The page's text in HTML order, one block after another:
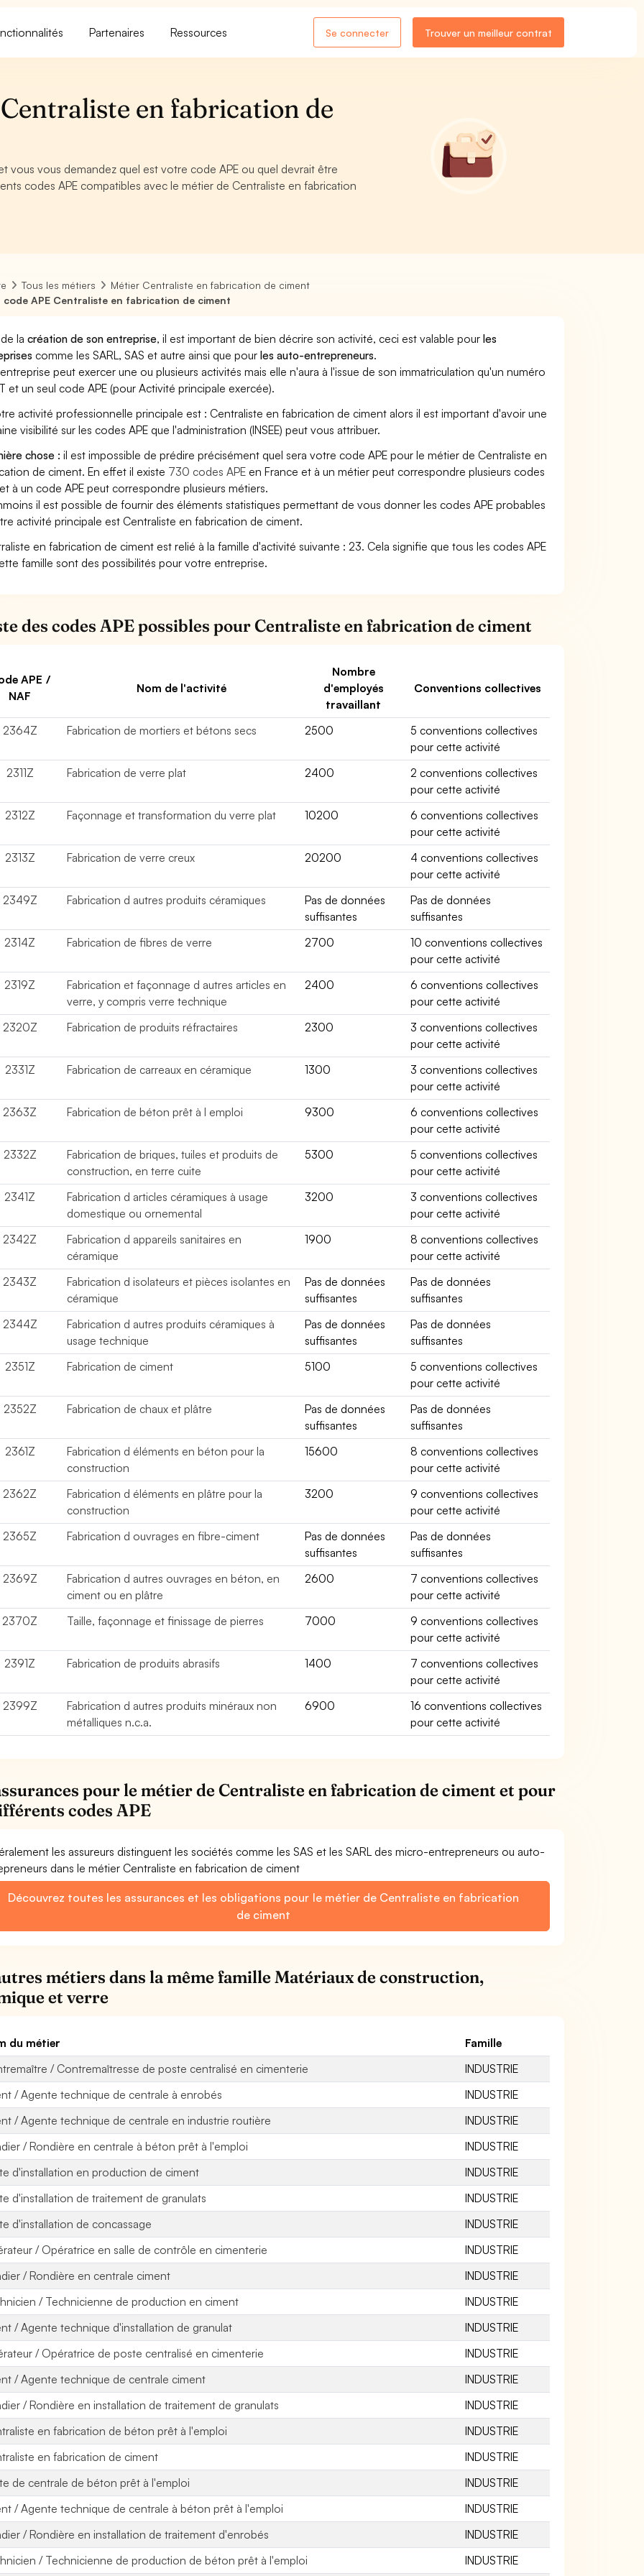
Partenaires Ressources Se connecter Trouver un meilleur contrat
en fabrication de
vous vous demandez quel est votre code APE ou quel devrait être
codes APE compatibles avec le métier de Centraliste en fabrication
Tous les métiers
Métier Centraliste en fabrication de ciment
code APE Centraliste en fabrication de ciment
lacréation de son entreprise, il est important de bien décrire son activité, ceci est valable pourles
comme les SARL, SAS et autre ainsi que pourles auto-entrepreneurs.
peut exercer une ou plusieurs activités mais elle n'aura à l'issue de son immatriculation qu'un numéro
et un seul code APE (pour Activité principale exercée).
activité professionnelle principale est : Centraliste en fabrication de ciment alors il est important d'avoir une
visibilité sur les codes APE que l'administration (INSEE) peut vous attribuer.
chose : il est impossible de prédire précisément quel sera votre code APE pour le métier de Centraliste en
de ciment. En effet il existe 730 codes APE en France et à un métier peut correspondre plusieurs codes
à un code APE peut correspondre plusieurs métiers.
il est possible de fournir des éléments statistiques permettant de vous donner les codes APE probables
activité principale est Centraliste en fabrication de ciment.
en fabrication de ciment est relié à la famille d'activité suivante : 23. Cela signifie que tous les codes APE
famille sont des possibilités pour votre entreprise.
des codes APE possibles pour Centraliste en fabrication de ciment
APE /
NAF
Nom de l'activité
Nombre
d'employés
travaillant
Conventions collectives
2364Z Fabrication de mortiers et bétons secs 2500
5 conventions collectives
pour cette activité
2311Z
Fabrication de verre plat 2400
2 conventions collectives
pour cette activité
2312Z
Façonnage et transformation du verre plat 10200
6 conventions collectives
pour cette activité
2313Z
Fabrication de verre creux 20200
4 conventions collectives
pour cette activité
2349Z
Fabrication d autres produits céramiques
Pas de données
suffisantes
Pas de données
suffisantes
2314Z
Fabrication de fibres de verre 2700
10 conventions collectives
pour cette activité
2319Z
Fabrication et façonnage d autres articles en
verre, y compris verre technique
2400
6 conventions collectives
pour cette activité
2320Z
Fabrication de produits réfractaires 2300
3 conventions collectives
pour cette activité
2331Z
Fabrication de carreaux en céramique 1300
3 conventions collectives
pour cette activité
2363Z
Fabrication de béton prêt à l emploi 9300
6 conventions collectives
pour cette activité
2332Z
Fabrication de briques, tuiles et produits de
construction, en terre cuite
5300
5 conventions collectives
pour cette activité
2341Z
Fabrication d articles céramiques à usage
domestique ou ornemental
3200
3 conventions collectives
pour cette activité
2342Z
Fabrication d appareils sanitaires en
céramique
1900
8 conventions collectives
pour cette activité
2343Z
Fabrication d isolateurs et pièces isolantes en
céramique
Pas de données
suffisantes
Pas de données
suffisantes
2344Z
Fabrication d autres produits céramiques à
usage technique
Pas de données
suffisantes
Pas de données
suffisantes
2351Z
Fabrication de ciment 5100
5 conventions collectives
pour cette activité
2352Z
Fabrication de chaux et plâtre
Pas de données
suffisantes
Pas de données
suffisantes
2361Z
Fabrication d éléments en béton pour la
construction
15600
8 conventions collectives
pour cette activité
2362Z
Fabrication d éléments en plâtre pour la
construction
3200
9 conventions collectives
pour cette activité
2365Z
Fabrication d ouvrages en fibre-ciment
Pas de données
suffisantes
Pas de données
suffisantes
2369Z
Fabrication d autres ouvrages en béton, en
ciment ou en plâtre
2600
7 conventions collectives
pour cette activité
2370Z
Taille, façonnage et finissage de pierres 7000
9 conventions collectives
pour cette activité
2391Z
Fabrication de produits abrasifs 1400
7 conventions collectives
pour cette activité
2399Z
Fabrication d autres produits minéraux non
métalliques n.c.a.
6900
16 conventions collectives
pour cette activité
pour le métier de Centraliste en fabrication de ciment et pour
codes APE
les assureurs distinguent les sociétés comme les SAS et les SARL des micro-entrepreneurs ou auto-
dans le métier Centraliste en fabrication de ciment
Découvrez toutes les assurances et les obligations pour le métier de Centraliste en fabrication
de ciment
métiers dans la même famille Matériaux de construction,
et verre
du métier
Famille
/ Contremaîtresse de poste centralisé en cimenterie
INDUSTRIE
/ Agente technique de centrale à enrobés
INDUSTRIE
/ Agente technique de centrale en industrie routière
INDUSTRIE
/ Rondière en centrale à béton prêt à l'emploi
INDUSTRIE
d'installation en production de ciment
INDUSTRIE
d'installation de traitement de granulats
INDUSTRIE
d'installation de concassage
INDUSTRIE
/ Opératrice en salle de contrôle en cimenterie
INDUSTRIE
/ Rondière en centrale ciment
INDUSTRIE
/ Technicienne de production en ciment
INDUSTRIE
/ Agente technique d'installation de granulat
INDUSTRIE
/ Opératrice de poste centralisé en cimenterie
INDUSTRIE
/ Agente technique de centrale ciment
INDUSTRIE
/ Rondière en installation de traitement de granulats
INDUSTRIE
en fabrication de béton prêt à l'emploi
INDUSTRIE
en fabrication de ciment
INDUSTRIE
de centrale de béton prêt à l'emploi
INDUSTRIE
/ Agente technique de centrale à béton prêt à l'emploi
INDUSTRIE
/ Rondière en installation de traitement d'enrobés
INDUSTRIE
/ Technicienne de production de béton prêt à l'emploi
INDUSTRIE